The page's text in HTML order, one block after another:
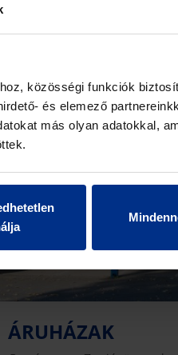
közösségi funkciók
és elemező
más olyan adatokkal,
ÁRUHÁZAK